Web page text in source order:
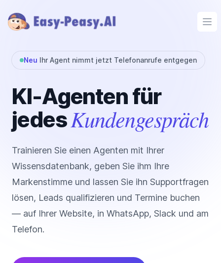
Neu Ihr Agent nimmt jetzt Telefonanrufe entgegen
KI-Agenten für
jedesKundengespräch
Trainieren Sie einen Agenten mit Ihrer
Wissensdatenbank, geben Sie ihm Ihre
Markenstimme und lassen Sie ihn Supportfragen
lösen, Leads qualifizieren und Termine buchen
— auf Ihrer Website, in WhatsApp, Slack und am
Telefon.